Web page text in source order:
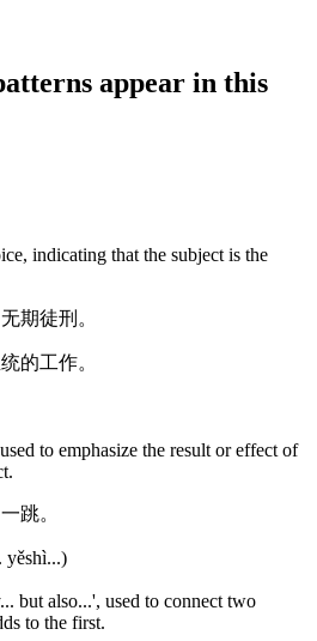
appear in this
indicating that the subject is the
期徒刑。
的工作。
to emphasize the result or effect of
跳。
but also...', used to connect two
to the first.